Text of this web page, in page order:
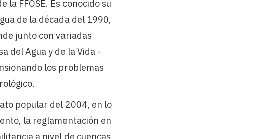
la FFOSE. Es conocido su
de la década del 1990,
junto con variadas
del Agua y de la Vida -
los problemas
popular del 2004, en lo
la reglamentación en